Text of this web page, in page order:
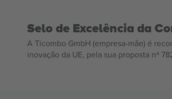
Selo de Excelência da
A Ticombo GmbH (empresa-mãe) é
inovação da UE, pela sua proposta nº